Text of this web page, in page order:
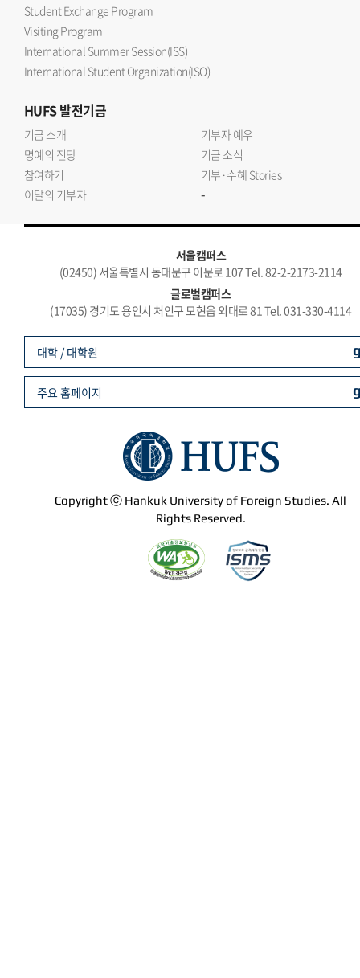
Student Exchange Program
Visiting Program
International Summer Session(ISS)
International Student Organization(ISO)
HUFS발전기금
기금 소개
기부자 예우
명예의 전당
기금 소식
참여하기
기부·수혜 Stories
이달의 기부자
-
서울캠퍼스
(02450) 서울특별시 동대문구 이문로 107 Tel. 82-2-2173-2114
글로벌캠퍼스
(17035) 경기도 용인시 처인구 모현읍 외대로 81 Tel. 031-330-4114
Copyright ⓒ Hankuk University of Foreign Studies. All
Rights Reserved.
대학 / 대학원
주요 홈페이지